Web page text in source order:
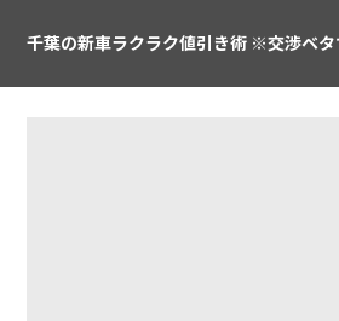
千葉の新車ラクラク値引き術 ※交渉ベタ